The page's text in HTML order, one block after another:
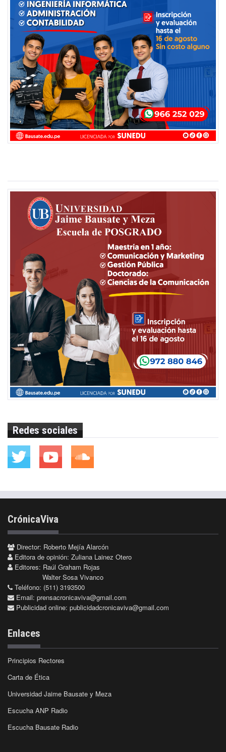
Redes sociales
CrónicaViva
Director: Roberto Mejía Alarcón
Editora de opinión: Zuliana Lainez Otero
Editores: Raúl Graham Rojas
Walter Sosa Vivanco
Teléfono: (511) 3193500
Email: prensacronicaviva@gmail.com
Publicidad online: publicidadcronicaviva@gmail.com
Enlaces
Principios Rectores
Carta de Ética
Universidad Jaime Bausate y Meza
Escucha ANP Radio
Escucha Bausate Radio